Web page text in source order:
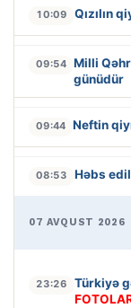
10:09 Qızılın
09:54 Milli
günüdür
09:44 Neftin
08:53 Həbs
07 AVQUST 2026
23:26 Türkiyə